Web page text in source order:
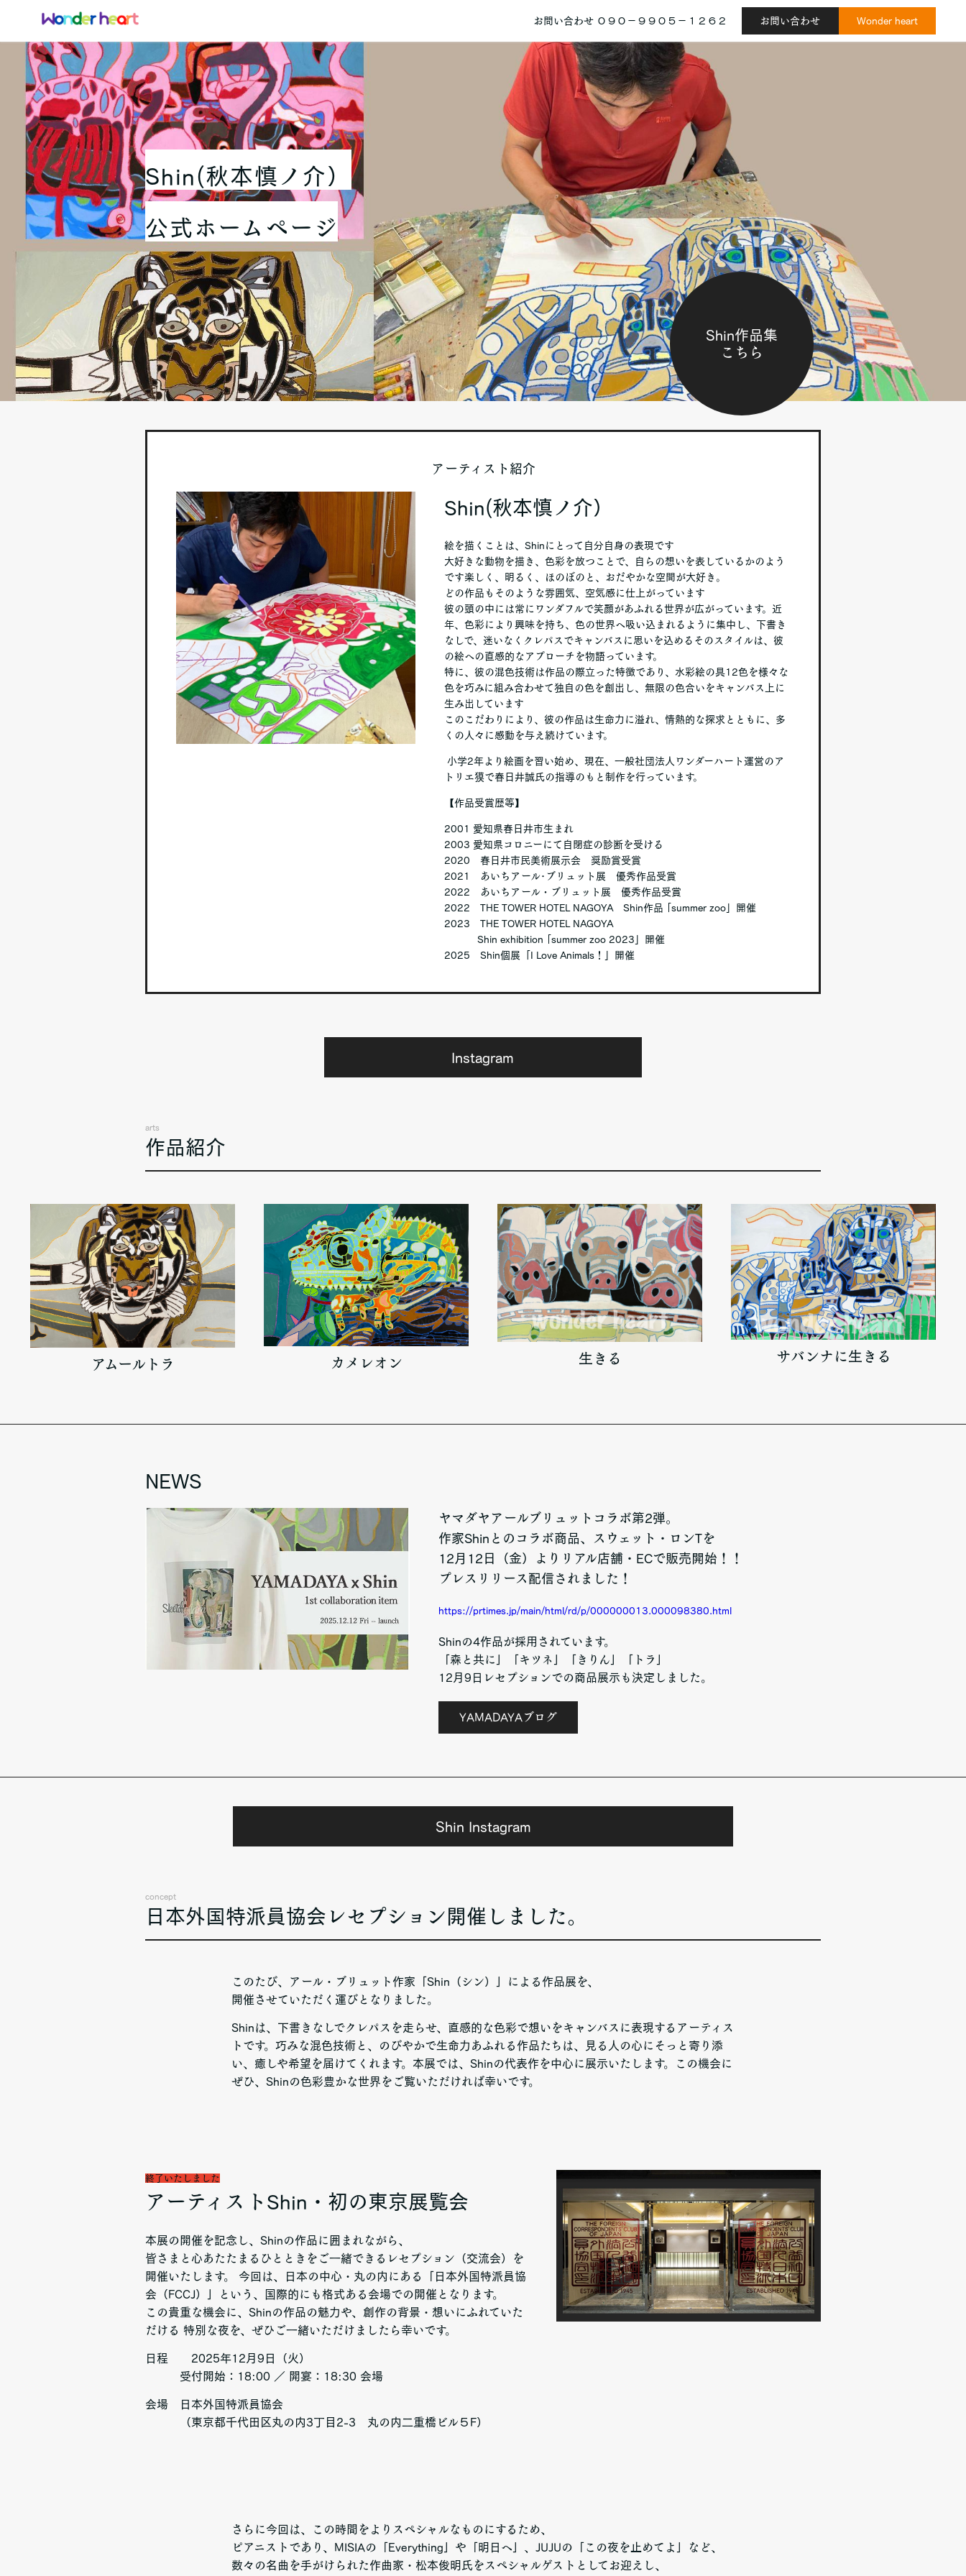
お問い合わせ ０９０－９９０５－１２６２ お問い合わせ Wonder heart
Shin(秋本慎ノ介）
公式ホームページ
Shin作品集
こちら
アーティスト紹介
Shin(秋本慎ノ介）
絵を描くことは、Shinにとって自分自身の表現です
大好きな動物を描き、色彩を放つことで、自らの想いを表しているかのよう
です楽しく、明るく、ほのぼのと、おだやかな空間が大好き。
どの作品もそのような雰囲気、空気感に仕上がっています
彼の頭の中には常にワンダフルで笑顔があふれる世界が広がっています。近
年、色彩により興味を持ち、色の世界へ吸い込まれるように集中し、下書き
なしで、迷いなくクレパスでキャンバスに思いを込めるそのスタイルは、彼
の絵への直感的なアプローチを物語っています。
特に、彼の混色技術は作品の際立った特徴であり、水彩絵の具12色を様々な
色を巧みに組み合わせて独自の色を創出し、無限の色合いをキャンバス上に
生み出しています
このこだわりにより、彼の作品は生命力に溢れ、情熱的な探求とともに、多
くの人々に感動を与え続けています。
小学2年より絵画を習い始め、現在、一般社団法人ワンダーハート運営のア
トリエ獏で春日井誠氏の指導のもと制作を行っています。
【作品受賞歴等】
2001 愛知県春日井市生まれ
2003 愛知県コロニーにて自閉症の診断を受ける
2020 春日井市民美術展示会 奨励賞受賞
2021 あいちアール･ブリュット展 優秀作品受賞
2022 あいちアール・ブリュット展 優秀作品受賞
2022 THE TOWER HOTEL NAGOYA Shin作品 ｢summer zoo」開催
2023 THE TOWER HOTEL NAGOYA
Shin exhibition ｢summer zoo 2023」開催
2025 Shin個展「I Love Animals！」開催
Instagram
arts
作品紹介
アムールトラ カメレオン 生きる サバンナに生きる
NEWS
ヤマダヤアールブリュットコラボ第2弾。
作家Shinとのコラボ商品、スウェット・ロンTを
12月12日（金）よりリアル店舗・ECで販売開始！！
プレスリリース配信されました！
https://prtimes.jp/main/html/rd/p/000000013.000098380.html
Shinの4作品が採用されています。
「森と共に」「キツネ」「きりん」「トラ」
12月9日レセプションでの商品展示も決定しました。
YAMADAYAブログ
Shin Instagram
concept
日本外国特派員協会レセプション開催しました。
このたび、アール・ブリュット作家「Shin（シン）」による作品展を、
開催させていただく運びとなりました。
Shinは、下書きなしでクレパスを走らせ、直感的な色彩で想いをキャンバスに表現するアーティス
トです。巧みな混色技術と、のびやかで生命力あふれる作品たちは、見る人の心にそっと寄り添
い、癒しや希望を届けてくれます。本展では、Shinの代表作を中心に展示いたします。この機会に
ぜひ、Shinの色彩豊かな世界をご覧いただければ幸いです。
終了いたしました
アーティストShin・初の東京展覧会
本展の開催を記念し、Shinの作品に囲まれながら、
皆さまと心あたたまるひとときをご一緒できるレセプション（交流会）を
開催いたします。 今回は、日本の中心・丸の内にある「日本外国特派員協
会（FCCJ）」という、国際的にも格式ある会場での開催となります。
この貴重な機会に、Shinの作品の魅力や、創作の背景・想いにふれていた
だける 特別な夜を、ぜひご一緒いただけましたら幸いです。
日程 2025年12月9日（火）
受付開始：18:00 ／ 開宴：18:30 会場
会場 日本外国特派員協会
（東京都千代田区丸の内3丁目2-3 丸の内二重橋ビル５F）
さらに今回は、この時間をよりスペシャルなものにするため、
ピアニストであり、MISIAの「Everything」や「明日へ」、JUJUの「この夜を止めてよ」など、
数々の名曲を手がけられた作曲家・松本俊明氏をスペシャルゲストとしてお迎えし、